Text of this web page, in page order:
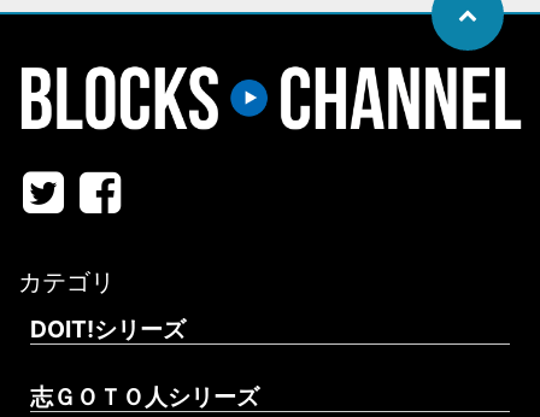
カテゴリ
DOIT!シリーズ
志ＧＯＴＯ人シリーズ